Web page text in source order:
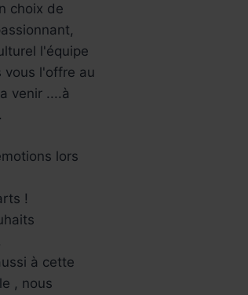
choix de
l'équipe
vous l'offre au
venir ....à
lors
!
à cette
, nous